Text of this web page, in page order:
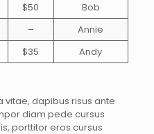
$50
Bob
–
Annie
$35 Andy
vitae, dapibus risus ante
diam pede cursus
porttitor eros cursus